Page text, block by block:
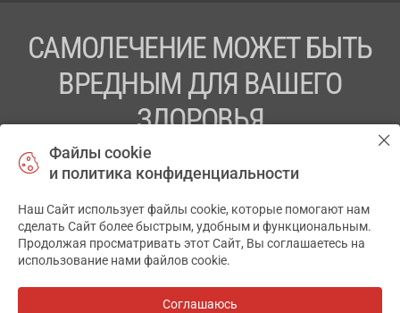
САМОЛЕЧЕНИЕ МОЖЕТ БЫТЬ
ВРЕДНЫМ ДЛЯ ВАШЕГО
ЗДОРОВЬЯ
ПЕРЕД ПРИМЕНЕНИЕМ ПРЕПАРАТА
ПРОКОНСУЛЬТИРУЙТЕСЬ С ВРАЧОМ
ТОВ «АПТЕКА 911.ЮА» Код ЄДРПОУ 43631965.
Отказ от ответственности
АПТЕКА911.ЮА
Файлы cookie
и политика конфиденциальности
Наш Сайт использует файлы cookie, которые помогают нам
сделать Сайт более быстрым, удобным и функциональным.
Продолжая просматривать этот Сайт, Вы соглашаетесь на
использование нами файлов cookie.
Соглашаюсь
✕